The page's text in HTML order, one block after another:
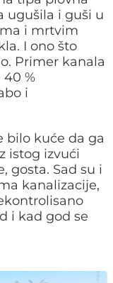
ugušila i guši u
i mrtvim
I ono što
Primer kanala
40 %
i
bilo kuće da ga
istog izvući
gosta. Sad su i
kanalizacije,
i kad god se